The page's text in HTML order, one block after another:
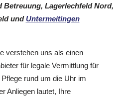
Betreuung, Lagerlechfeld Nord,
und Untermeitingen
verstehen uns als einen
für legale Vermittlung für
rund um die Uhr im
Anliegen lautet, Ihre